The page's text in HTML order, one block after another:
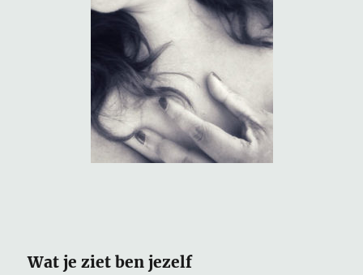
Wat je ziet ben jezelf